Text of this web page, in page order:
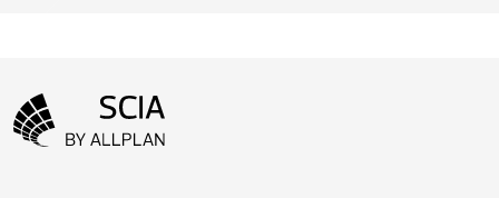
Menu Pied de page